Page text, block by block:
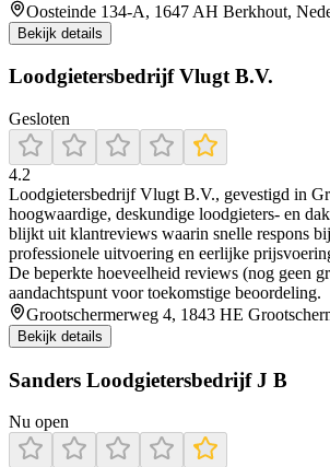
Oosteinde 134-A, 1647 AH Berkhout,
Bekijk details
Loodgietersbedrijf Vlugt B.V.
Gesloten
4.2
Loodgietersbedrijf Vlugt B.V., gevestigd in
hoogwaardige, deskundige loodgieters- en
blijkt uit klantreviews waarin snelle respons
professionele uitvoering en eerlijke
De beperkte hoeveelheid reviews (nog geen
aandachtspunt voor toekomstige beoordeling.
Grootschermerweg 4, 1843 HE
Bekijk details
Sanders Loodgietersbedrijf J B
Nu open